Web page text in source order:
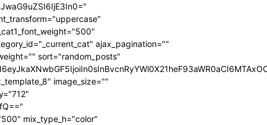
ajax_pagination=""
sort="random_posts"
image_size=""
mix_type_h="color"